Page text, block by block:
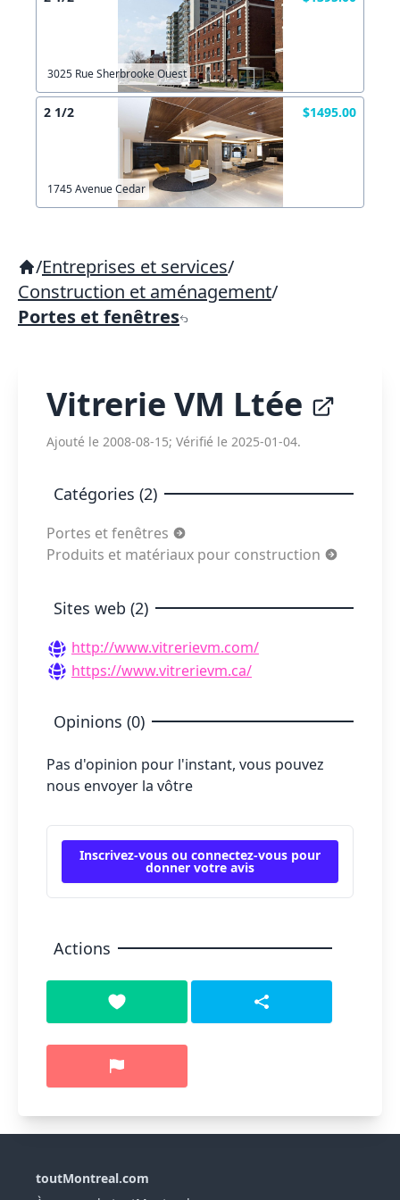
3025 Rue Sherbrooke Ouest
2 1/2 $1495.00
1745 Avenue Cedar
/Entreprises et services/
Construction et aménagement/
Portes et fenêtres
Vitrerie VM Ltée
Ajouté le 2008-08-15; Vérifié le 2025-01-04.
Catégories (2)
Portes et fenêtres
Produits et matériaux pour construction
Sites web (2)
http://www.vitrerievm.com/
https://www.vitrerievm.ca/
Opinions (0)
Pas d'opinion pour l'instant, vous pouvez
nous envoyer la vôtre
Inscrivez-vous ou connectez-vous pour
donner votre avis
Actions
toutMontreal.com